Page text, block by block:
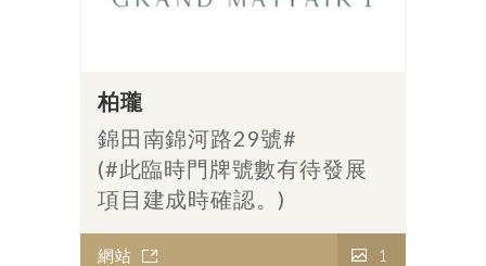
柏瓏
錦田南錦河路29號#
(#此臨時門牌號數有待發展
項目建成時確認。)
網站 1